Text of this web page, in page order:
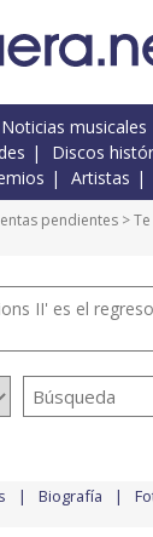
Noticias musicales
Discos
Artistas
pendientes >
II' es el
Biografía